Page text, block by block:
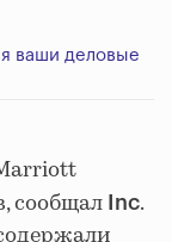
ваши деловые
сообщал Inc.